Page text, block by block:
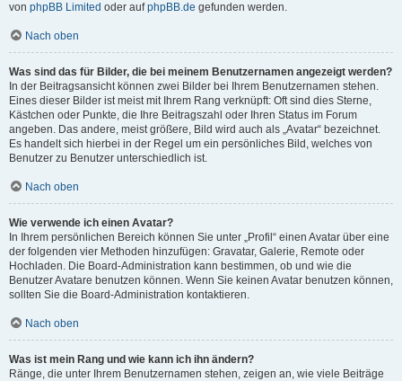
von phpBB Limited oder aufphpBB.de gefunden werden.
Nach oben
Was sind das für Bilder, die bei meinem Benutzernamen angezeigt werden?
In der Beitragsansicht können zwei Bilder bei Ihrem Benutzernamen stehen.
Eines dieser Bilder ist meist mit Ihrem Rang verknüpft: Oft sind dies Sterne,
Kästchen oder Punkte, die Ihre Beitragszahl oder Ihren Status im Forum
angeben. Das andere, meist größere, Bild wird auch als „Avatar“ bezeichnet.
Es handelt sich hierbei in der Regel um ein persönliches Bild, welches von
Benutzer zu Benutzer unterschiedlich ist.
Nach oben
Wie verwende ich einen Avatar?
In Ihrem persönlichen Bereich können Sie unter „Profil“ einen Avatar über eine
der folgenden vier Methoden hinzufügen: Gravatar, Galerie, Remote oder
Hochladen. Die Board-Administration kann bestimmen, ob und wie die
Benutzer Avatare benutzen können. Wenn Sie keinen Avatar benutzen können,
sollten Sie die Board-Administration kontaktieren.
Nach oben
Was ist mein Rang und wie kann ich ihn ändern?
Ränge, die unter Ihrem Benutzernamen stehen, zeigen an, wie viele Beiträge